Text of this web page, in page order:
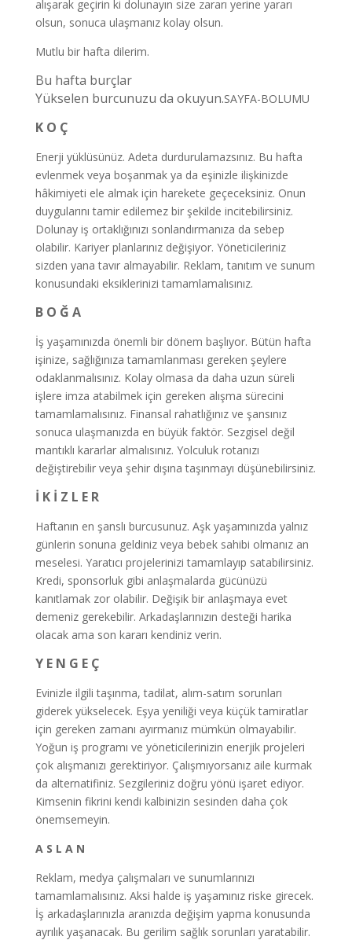
alışarak geçirin ki dolunayın size zararı yerine yararı
olsun, sonuca ulaşmanız kolay olsun.
Mutlu bir hafta dilerim.
Bu hafta burçlar
Yükselen burcunuzu da okuyun.SAYFA-BOLUMU
K O Ç
Enerji yüklüsünüz. Adeta durdurulamazsınız. Bu hafta
evlenmek veya boşanmak ya da eşinizle ilişkinizde
hâkimiyeti ele almak için harekete geçeceksiniz. Onun
duygularını tamir edilemez bir şekilde incitebilirsiniz.
Dolunay iş ortaklığınızı sonlandırmanıza da sebep
olabilir. Kariyer planlarınız değişiyor. Yöneticileriniz
sizden yana tavır almayabilir. Reklam, tanıtım ve sunum
konusundaki eksiklerinizi tamamlamalısınız.
B O Ğ A
İş yaşamınızda önemli bir dönem başlıyor. Bütün hafta
işinize, sağlığınıza tamamlanması gereken şeylere
odaklanmalısınız. Kolay olmasa da daha uzun süreli
işlere imza atabilmek için gereken alışma sürecini
tamamlamalısınız. Finansal rahatlığınız ve şansınız
sonuca ulaşmanızda en büyük faktör. Sezgisel değil
mantıklı kararlar almalısınız. Yolculuk rotanızı
değiştirebilir veya şehir dışına taşınmayı düşünebilirsiniz.
İ K İ Z L E R
Haftanın en şanslı burcusunuz. Aşk yaşamınızda yalnız
günlerin sonuna geldiniz veya bebek sahibi olmanız an
meselesi. Yaratıcı projelerinizi tamamlayıp satabilirsiniz.
Kredi, sponsorluk gibi anlaşmalarda gücünüzü
kanıtlamak zor olabilir. Değişik bir anlaşmaya evet
demeniz gerekebilir. Arkadaşlarınızın desteği harika
olacak ama son kararı kendiniz verin.
Y E N G E Ç
Evinizle ilgili taşınma, tadilat, alım-satım sorunları
giderek yükselecek. Eşya yeniliği veya küçük tamiratlar
için gereken zamanı ayırmanız mümkün olmayabilir.
Yoğun iş programı ve yöneticilerinizin enerjik projeleri
çok alışmanızı gerektiriyor. Çalışmıyorsanız aile kurmak
da alternatifiniz. Sezgileriniz doğru yönü işaret ediyor.
Kimsenin fikrini kendi kalbinizin sesinden daha çok
önemsemeyin.
A S L A N
Reklam, medya çalışmaları ve sunumlarınızı
tamamlamalısınız. Aksi halde iş yaşamınız riske girecek.
İş arkadaşlarınızla aranızda değişim yapma konusunda
ayrılık yaşanacak. Bu gerilim sağlık sorunları yaratabilir.